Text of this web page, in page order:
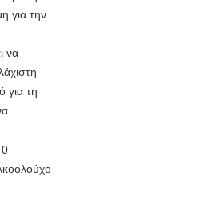
για την
να
για τη